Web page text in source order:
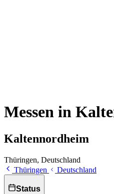
Messen in
Kaltennordheim
Thüringen, Deutschland
Thüringen
Deutschland
Status